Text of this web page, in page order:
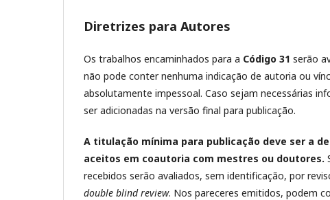
Diretrizes para Autores
Os trabalhos encaminhados para a Código 31 serão
não pode conter nenhuma indicação de autoria ou
absolutamente impessoal. Caso sejam necessárias
ser adicionadas na versão final para publicação.
A titulação mínima para publicação deve ser a
aceitos em coautoria com mestres ou doutores.
recebidos serão avaliados, sem identificação, por
double blind review. Nos pareceres emitidos, podem